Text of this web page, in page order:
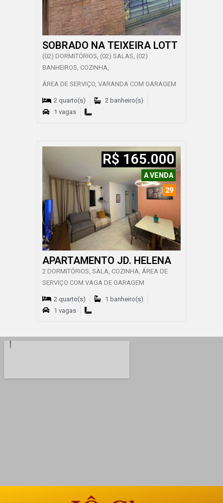
SOBRADO NA TEIXEIRA LOTT
(02) DORMITÓRIOS, (02) SALAS, (02)
BANHEIROS, COZINHA,
ÁREA DE SERVIÇO, VARANDA COM GARAGEM
2 quarto(s)
2 banheiro(s)
1 vagas
A VENDA
29
R$ 165.000
APARTAMENTO JD. HELENA
2 DORMITÓRIOS, SALA, COZINHA, ÁREA DE
SERVIÇO COM VAGA DE GARAGEM
2 quarto(s)
1 banheiro(s)
1 vagas